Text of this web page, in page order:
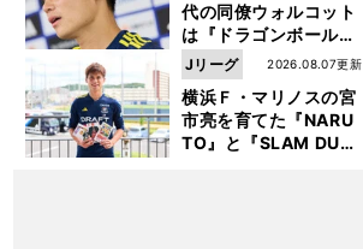
代の同僚ウォルコット
は『ドラゴンボール』
が大好き ポドルスキは
日向小次郎に憧れてい
た
横浜Ｆ・マリノスの宮
市亮を育てた『NARU
TO』と『SLAM DUN
2026.08.07更新
Jリーグ